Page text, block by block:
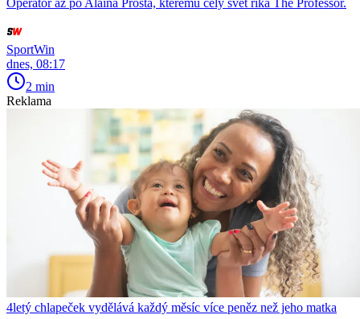
SportWin
dnes, 08:17
2 min
Reklama
4letý chlapeček vydělává každý měsíc více peněz než jeho matka